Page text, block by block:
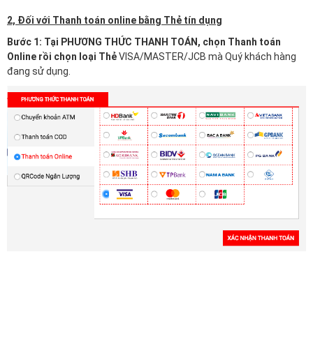
2, Đối với Thanh toán online bằng Thẻ tín dụng
Bước 1: Tại PHƯƠNG THỨC THANH TOÁN, chọn Thanh toán
Online rồi chọn loại ThẻVISA/MASTER/JCB mà Quý khách hàng
đang sử dụng.